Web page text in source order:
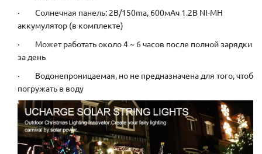
· Солнечная панель: 2В/150ma, 600мАч 1.2В NI-MH
аккумулятор (в комплекте)
· Может работать около 4 ~ 6 часов после полной зарядки
за день
· Водонепроницаемая, но не предназначена для того, чтоб
погружать в воду